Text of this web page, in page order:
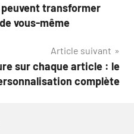
transformer
vous-même
Article suivant
sur chaque article : le
complète